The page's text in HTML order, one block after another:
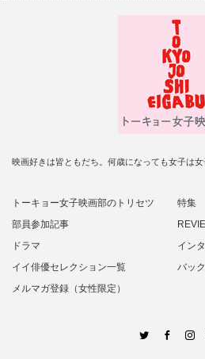
映画好きは皆ともだち。何歳になっても女子は
トーキョー女子映画部のトリセツ
特集
部員参加記事
ドラマ
イン
イイ俳優セレクション一覧
バッ
メルマガ登録（女性限定）
Twitter
RSS